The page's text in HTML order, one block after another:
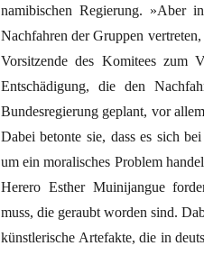
namibischen Regierung. »Aber
Nachfahren der Gruppen
Vorsitzende des Komitees zum
Entschädigung, die den
Bundesregierung geplant, vor
Dabei betonte sie, dass es sich
um ein moralisches Problem
Herero Esther Muinijangue
muss, die geraubt worden sind.
künstlerische Artefakte, die in